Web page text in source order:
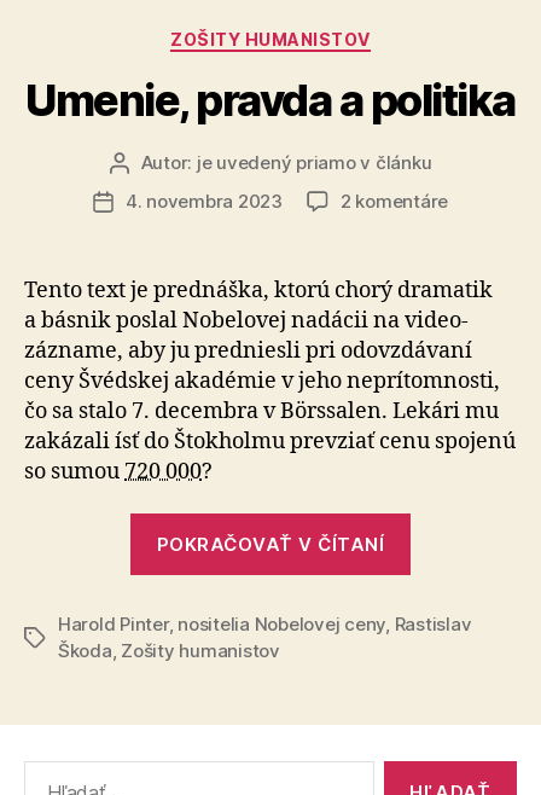
Kategórie
ZOŠITY HUMANISTOV
Umenie, pravda a politika
Autor
článku
Autor: je uvedený priamo v článku
Dátum
4. novembra 2023 2 komentárena
Tento text je prednáška, ktorú chorý dramatik
a básnik poslal Nobelovej nadácii na video­
zázname, aby ju pred­niesli pri odovzdá­vaní
ceny Švédskej akadémie v jeho neprí­tom­nosti,
čo sa stalo 7. de­cem­bra v Börssalen. Lekári mu
zakázali ísť do Štok­holmu prevziať cenu spojenú
so sumou 720 000?
POKRAČOVAŤ V ČÍTANÍ
politika“
Značky
Harold Pinter, nositelia Nobelovej ceny, Rastislav
Škoda, Zošity humanistov